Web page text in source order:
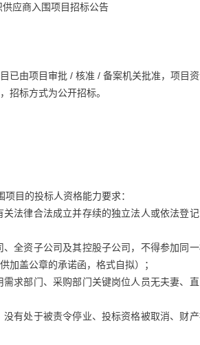
应商入围项目招标公告
已由项目审批 / 核准 / 备案机关批准，项目
招标方式为公开招标。
目的投标人资格能力要求：
法律合法成立并存续的独立法人或依法登
全资子公司及其控股子公司，不得参加同
加盖公章的承诺函，格式自拟）；
求部门、采购部门关键岗位人员无夫妻、直
有处于被责令停业、投标资格被取消、财产